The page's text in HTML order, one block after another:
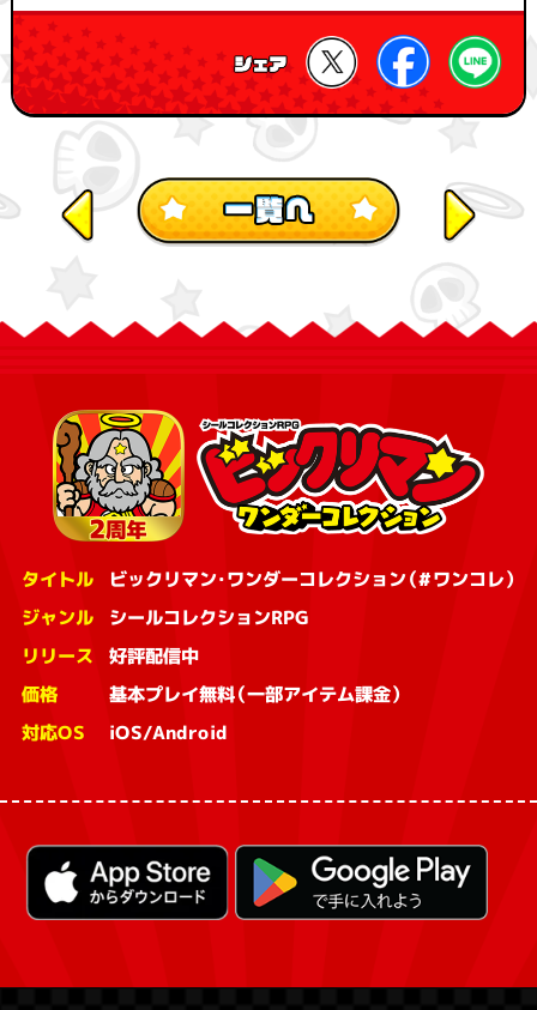
タイトル ビックリマン・ワンダーコレクション（#ワンコレ）
ジャンル シールコレクションRPG
リリース 好評配信中
価格 基本プレイ無料（一部アイテム課金）
対応OS iOS/Android